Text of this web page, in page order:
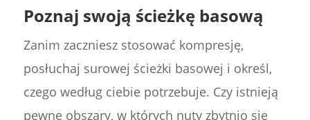
Poznaj swoją ścieżkę basową
Zanim zaczniesz stosować kompresję,
posłuchaj surowej ścieżki basowej i określ,
czego według ciebie potrzebuje. Czy istnieją
pewne obszary, w których nuty zbytnio się